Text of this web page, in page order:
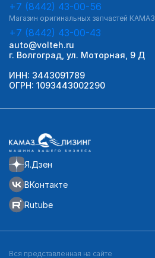
Я.Дзен
ВКонтакте
Rutube
+7 (8442) 43-00-56
Магазин оригинальных запчастей КАМАЗ
+7 (8442) 43-00-43
auto@volteh.ru
г. Волгоград, ул. Моторная, 9 Д
ИНН: 3443091789
ОГРН: 1093443002290
Вся представленная на сайте